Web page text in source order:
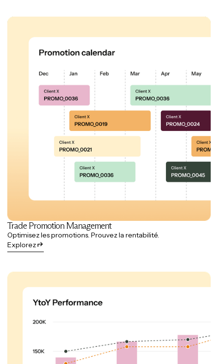
Trade Promotion Management
Optimisez les promotions. Prouvez la rentabilité.
Explorez